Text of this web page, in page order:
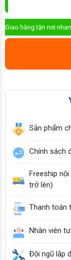
Giao hàng tận nơi
Sản phẩm
Chính sách
Freeship
trở lên)
Thanh toán
Nhân viên
Đội ngũ lắp